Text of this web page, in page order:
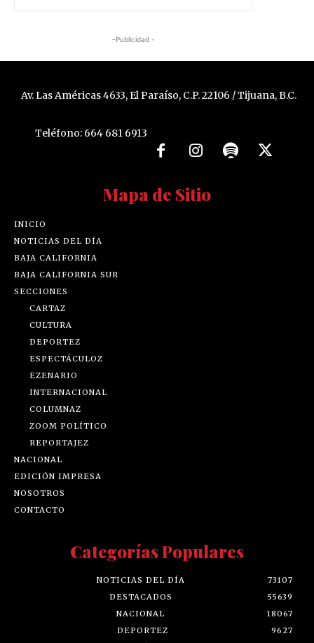
-Publicidad -
Av. Las Américas 4633, El Paraíso, C.P. 22106 / Tijuana, B.C.
Teléfono: 664 681 6913
Mapa de Sitio
INICIO
NOTICIAS DEL DÍA
BAJA CALIFORNIA
BAJA CALIFORNIA SUR
SECCIONES
CARTAZ
CULTURA
DEPORTEZ
ESPECTÁCULOZ
EZENARIO
INTERNACIONAL
COLUMNAZ
ZOOM POLÍTICO
REPORTAJEZ
NACIONAL
EDICIÓN IMPRESA
NOSOTROS
CONTACTO
Categorías Populares
NOTICIAS DEL DÍA
73107
DESTACADOS
55639
NACIONAL
18067
DEPORTEZ
9627